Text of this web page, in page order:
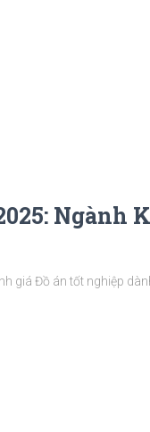
Ngành
giá Đồ án tốt nghiệp